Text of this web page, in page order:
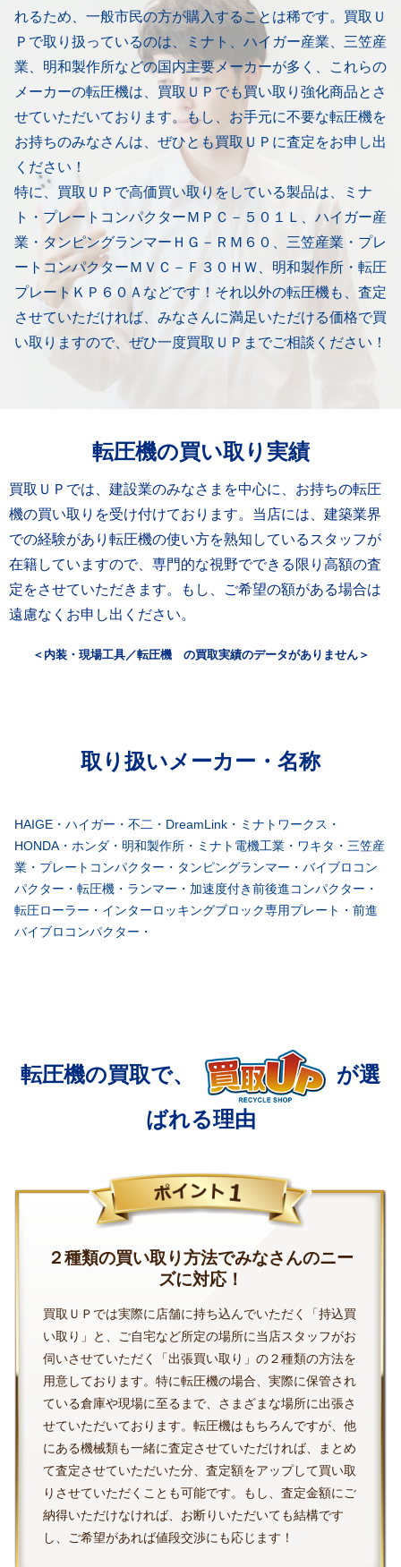
れるため、一般市民の方が購入することは稀です。買取Ｕ
Ｐで取り扱っているのは、ミナト、ハイガー産業、三笠産
業、明和製作所などの国内主要メーカーが多く、これらの
メーカーの転圧機は、買取ＵＰでも買い取り強化商品とさ
せていただいております。もし、お手元に不要な転圧機を
お持ちのみなさんは、ぜひとも買取ＵＰに査定をお申し出
ください！
特に、買取ＵＰで高価買い取りをしている製品は、ミナ
ト・プレートコンパクターＭＰＣ－５０１Ｌ、ハイガー産
業・タンピングランマーＨＧ－ＲＭ６０、三笠産業・プレ
ートコンパクターＭＶＣ－Ｆ３０ＨＷ、明和製作所・転圧
プレートＫＰ６０Ａなどです！それ以外の転圧機も、査定
させていただければ、みなさんに満足いただける価格で買
い取りますので、ぜひ一度買取ＵＰまでご相談ください！
転圧機の買い取り実績
買取ＵＰでは、建設業のみなさまを中心に、お持ちの転圧
機の買い取りを受け付けております。当店には、建築業界
での経験があり転圧機の使い方を熟知しているスタッフが
在籍していますので、専門的な視野でできる限り高額の査
定をさせていただきます。もし、ご希望の額がある場合は
遠慮なくお申し出ください。
＜内装・現場工具／転圧機 の買取実績のデータがありません＞
取り扱いメーカー・名称
HAIGE・ハイガー・不二・DreamLink・ミナトワークス・
HONDA・ホンダ・明和製作所・ミナト電機工業・ワキタ・三笠産
業・プレートコンパクター・タンピングランマー・バイブロコン
パクター・転圧機・ランマー・加速度付き前後進コンパクター・
転圧ローラー・インターロッキングブロック専用プレート・前進
バイブロコンパクター・
転圧機の買取で、
が選
ばれる理由
２種類の買い取り方法でみなさんのニー
ズに対応！
買取ＵＰでは実際に店舗に持ち込んでいただく「持込買
い取り」と、ご自宅など所定の場所に当店スタッフがお
伺いさせていただく「出張買い取り」の２種類の方法を
用意しております。特に転圧機の場合、実際に保管され
ている倉庫や現場に至るまで、さまざまな場所に出張さ
せていただいております。転圧機はもちろんですが、他
にある機械類も一緒に査定させていただければ、まとめ
て査定させていただいた分、査定額をアップして買い取
りさせていただくことも可能です。もし、査定金額にご
納得いただけなければ、お断りいただいても結構です
し、ご希望があれば値段交渉にも応じます！